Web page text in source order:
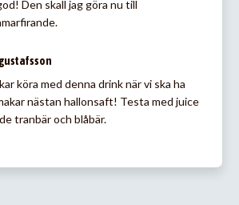
Den skall jag göra nu till
köra med denna drink när vi ska ha
nästan hallonsaft! Testa med juice
tranbär och blåbär.